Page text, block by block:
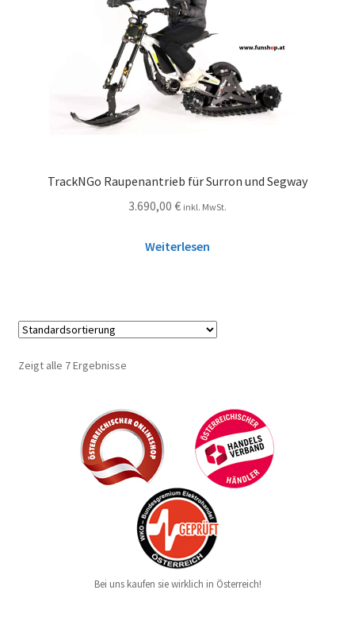
TrackNGo Raupenantrieb für Surron und Segway
3.690,00 € inkl. MwSt.
Weiterlesen
Zeigt alle 7 Ergebnisse
Bei uns kaufen sie wirklich in Österreich!